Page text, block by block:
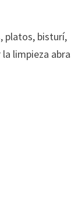
platos, bisturí,
limpieza